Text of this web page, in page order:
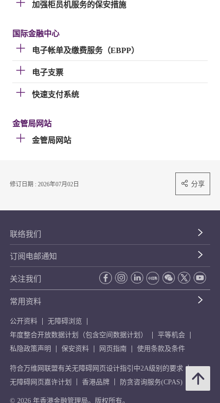
加强柜员机服务的保安措施
国际金融中心
电子帐单及缴费服务（EBPP）
电子支票
快速支付系统
金管局网站
金管局网站
修订日期 : 2026年07月02日 分享
联络我们
订阅电邮通知
关注我们
常用资料
公开资料
无障碍浏览
年度整合开放数据计划（包含空间数据计划）
平等机会
私隐政策声明
保安资料 网页指南 使用条款及条件
符合万维网联盟有关无障碍网页设计指引中2A级别的要求
无障碍网页嘉许计划
香港品牌 防贪咨询服务(CPAS)
© 2026 年香港金融管理局。版权所有。